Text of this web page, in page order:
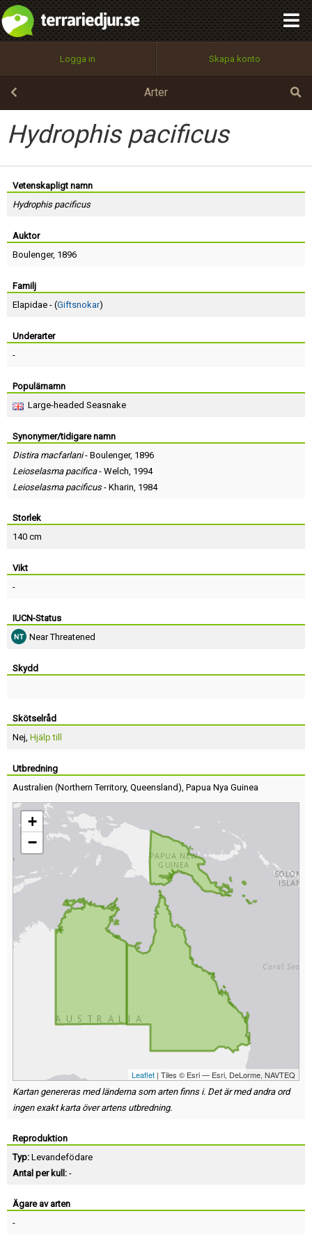
Logga in Skapa konto
Arter
Hydrophis pacificus
Vetenskapligt namn
Hydrophis pacificus
Auktor
Boulenger, 1896
Familj
Elapidae - (Giftsnokar)
Underarter
-
Populärnamn
Large-headed Seasnake
Synonymer/tidigare namn
Distira macfarlani- Boulenger, 1896
Leioselasma pacifica- Welch, 1994
Leioselasma pacificus- Kharin, 1984
Storlek
140 cm
Vikt
-
IUCN-Status
Near Threatened
Skydd
Skötselråd
Nej, Hjälp till
Utbredning
Australien (Northern Territory, Queensland), Papua Nya Guinea
+
−
Leaflet | Tiles © Esri — Esri, DeLorme, NAVTEQ
Kartan genereras med länderna som arten finns i. Det är med andra ord
ingen exakt karta över artens utbredning.
Reproduktion
Typ: Levandefödare
Antal per kull: -
Ägare av arten
-
Utför
100%
OK
integritetspolicy
Namn:
Epost:
Användarnamn:
Lösenord:
Terms of Service
Begär nytt lösenord
Tillbaka till förstasidan